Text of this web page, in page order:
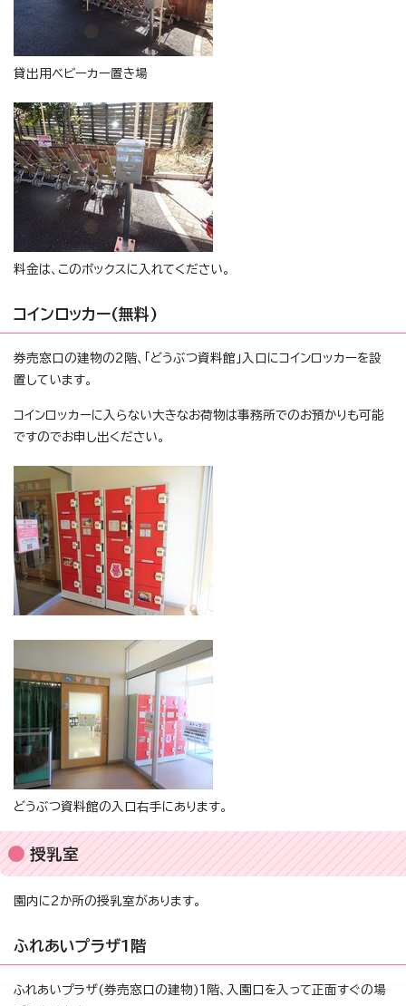
貸出用ベビーカー置き場
料金は、このボックスに入れてください。
コインロッカー(無料)
券売窓口の建物の2階、「どうぶつ資料館」入口にコインロッカーを設
置しています。
コインロッカーに入らない大きなお荷物は事務所でのお預かりも可能
ですのでお申し出ください。
どうぶつ資料館の入口右手にあります。
授乳室
園内に2か所の授乳室があります。
ふれあいプラザ1階
ふれあいプラザ(券売窓口の建物)1階、入園口を入って正面すぐの場